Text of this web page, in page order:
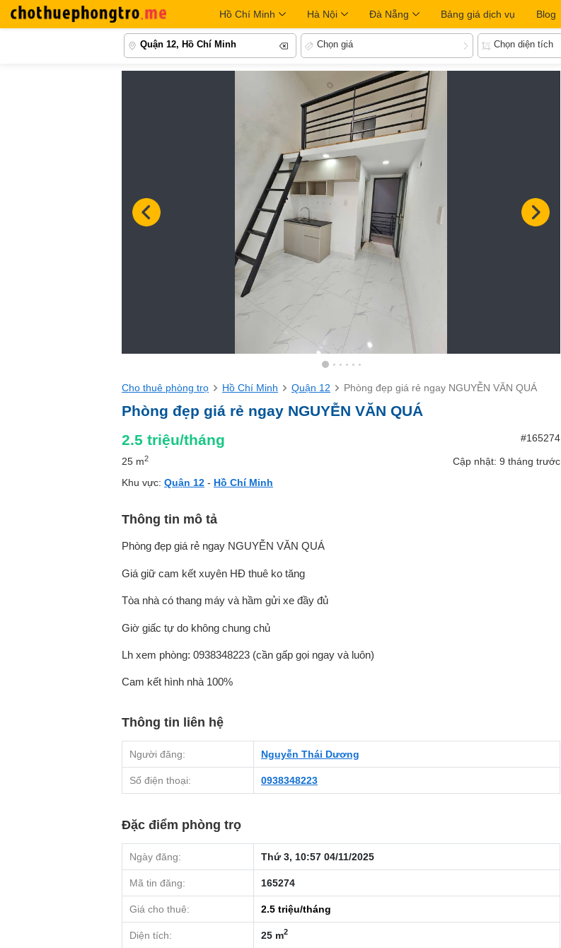
Hồ Chí Minh Hà Nội Đà Nẵng Bảng giá dịch vụ Blog
Quận 12, Hồ Chí Minh Chọn giá Chọn diện tích
Cho thuê phòng trọ Hồ Chí Minh Quận 12 Phòng đẹp giá rẻ ngay NGUYỄN VĂN QUÁ
Phòng đẹp giá rẻ ngay NGUYỄN VĂN QUÁ
2.5 triệu/tháng #165274
25 m2
Cập nhật: 9 tháng trước
Khu vực: Quận 12 - Hồ Chí Minh
Thông tin mô tả
Phòng đẹp giá rẻ ngay NGUYỄN VĂN QUÁ
Giá giữ cam kết xuyên HĐ thuê ko tăng
Tòa nhà có thang máy và hầm gửi xe đầy đủ
Giờ giấc tự do không chung chủ
Lh xem phòng: 0938348223 (cần gấp gọi ngay và luôn)
Cam kết hình nhà 100%
Thông tin liên hệ
Người đăng: Nguyễn Thái Dương
Số điện thoại: 0938348223
Đặc điểm phòng trọ
Ngày đăng: Thứ 3, 10:57 04/11/2025
Mã tin đăng: 165274
Giá cho thuê: 2.5 triệu/tháng
Diện tích: 25 m2